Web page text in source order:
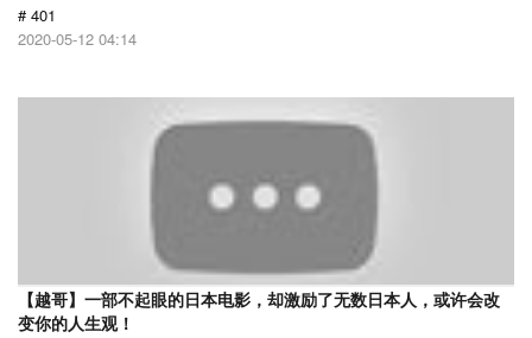
# 401
2020-05-12 04:14
【越哥】一部不起眼的日本电影，却激励了无数日本人，或许会改
变你的人生观！